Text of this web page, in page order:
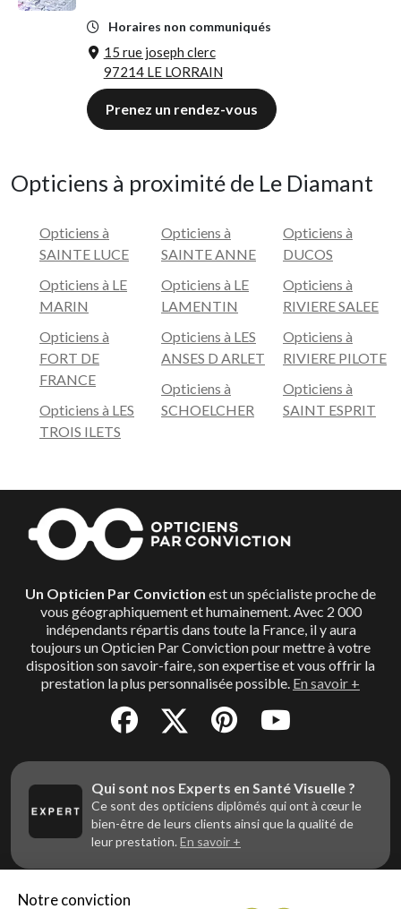
Horaires non communiqués
15 rue joseph clerc
97214 LE LORRAIN
Prenez un rendez-vous
Opticiens à proximité de Le Diamant
Opticiens à
SAINTE LUCE
Opticiens à LE
MARIN
Opticiens à
FORT DE
FRANCE
Opticiens à LES
TROIS ILETS
Opticiens à
SAINTE ANNE
Opticiens à LE
LAMENTIN
Opticiens à LES
ANSES D ARLET
Opticiens à
SCHOELCHER
Opticiens à
DUCOS
Opticiens à
RIVIERE SALEE
Opticiens à
RIVIERE PILOTE
Opticiens à
SAINT ESPRIT
Un Opticien Par Conviction est un spécialiste proche de
vous géographiquement et humainement. Avec 2 000
indépendants répartis dans toute la France, il y aura
toujours un Opticien Par Conviction pour mettre à votre
disposition son savoir-faire, son expertise et vous offrir la
prestation la plus personnalisée possible. En savoir +
Qui sont nos Experts en Santé Visuelle ?
Ce sont des opticiens diplômés qui ont à cœur le
bien-être de leurs clients ainsi que la qualité de
leur prestation. En savoir +
Notre conviction